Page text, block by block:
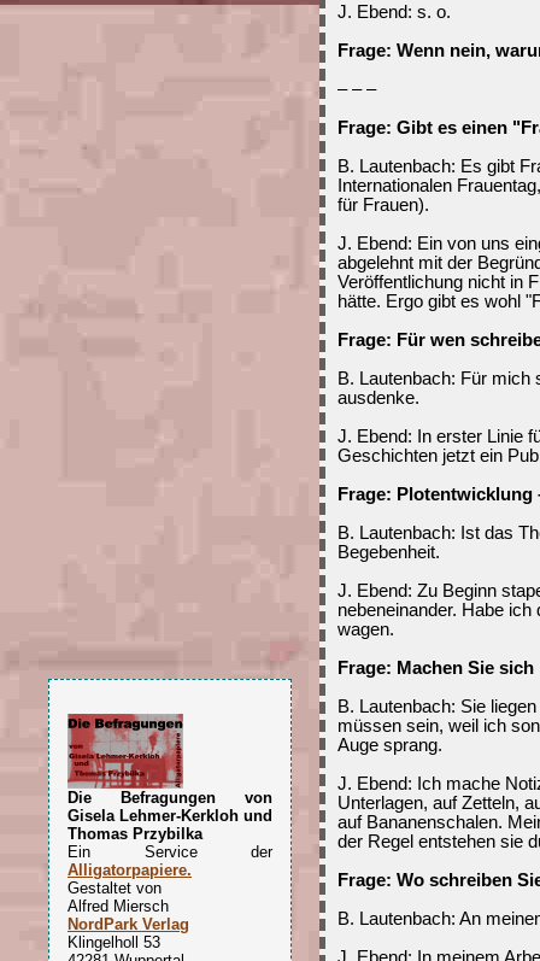
J. Ebend: s. o.
Frage: Wenn nein,
– – –
Frage: Gibt es einen
B. Lautenbach: Es gibt
Internationalen
für Frauen).
J. Ebend: Ein von uns
abgelehnt mit der
Veröffentlichung nicht in
hätte. Ergo gibt es wohl
Frage: Für wen
B. Lautenbach: Für mich
ausdenke.
J. Ebend: In erster Linie
Geschichten jetzt ein
Frage: Plotentwicklung
B. Lautenbach: Ist das
Begebenheit.
J. Ebend: Zu Beginn
nebeneinander. Habe
wagen.
Frage: Machen Sie
B. Lautenbach: Sie
müssen sein, weil ich
Auge sprang.
J. Ebend: Ich mache
Unterlagen, auf Zetteln,
auf Bananenschalen.
der Regel entstehen sie
Frage: Wo schreiben
B. Lautenbach: An
J. Ebend: In meinem
Die Befragungen von
Gisela Lehmer-Kerkloh und
Thomas Przybilka
Ein Service der
Alligatorpapiere.
Gestaltet von
Alfred Miersch
NordPark Verlag
Klingelholl 53